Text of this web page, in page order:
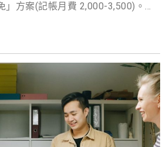
，正是創業者在品牌保護初期最常
商標代辦費用結構、流程風險與高
三部分構成。這三部分決定了最終
評估服務 CP 值的基礎。 1. 政府官
成本 這部分費用是直接繳納給經
），用於其行政審查作業，具有固
：台灣商標註冊官方規費一覽表與
」方案(記帳月費 2,000-3,500)。低
尋「成立公司代辦費用」卻發現資
至擔心遇到隱藏費用。從名稱預
送件，繁瑣流程不但耗時，對初創
這也是專業代辦服務的重要性，可
工作天，避免退件風險。本文將帶
用行情、價格組成與挑選重點，協